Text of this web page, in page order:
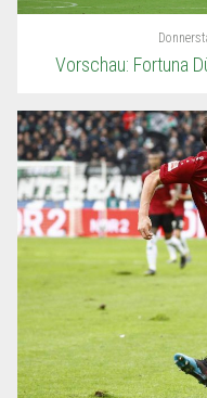
Vorschau: Fortuna